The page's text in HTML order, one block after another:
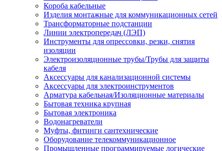
Короба кабельные
Изделия монтажные для коммуникационных сетей
Трансформаторные подстанции
Линии электропередач (ЛЭП)
Инструменты для опрессовки, резки, снятия
изоляции
Электроизоляционные трубы/Трубы для защиты
кабеля
Аксессуары для канализационной системы
Аксессуары для электроинструментов
Арматура кабельная/Изоляционные материалы
Бытовая техника крупная
Бытовая электроника
Водонагреватели
Муфты, фитинги сантехнические
Оборудование телекоммуникационное
Промышленные программируемые логические